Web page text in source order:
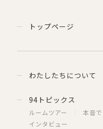
トップページ
わたしたちについて
94トピックス
ルームツアー 本音
インタビュー